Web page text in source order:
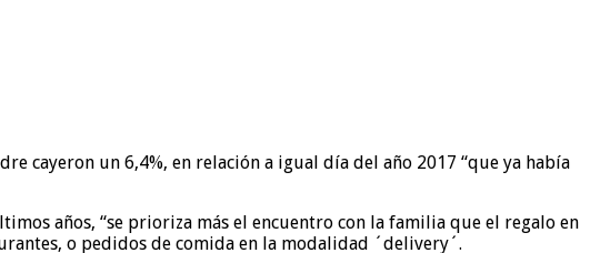
cayeron un 6,4%, en relación a igual día del año 2017 “que ya había
años, “se prioriza más el encuentro con la familia que el regalo en
o pedidos de comida en la modalidad ´delivery´.